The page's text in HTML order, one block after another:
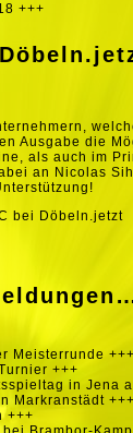
+++
Ausgabe die
als auch im
an Nicolas
bei Döbeln.jetzt
Meisterrunde +++
+++
in Jena
Markranstädt +++
+++